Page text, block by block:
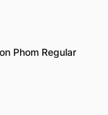
Phom Regular